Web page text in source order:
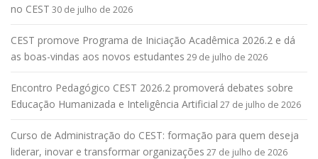
no CEST 30 de julho de 2026
CEST promove Programa de Iniciação Acadêmica 2026.2 e dá
as boas-vindas aos novos estudantes 29 de julho de 2026
Encontro Pedagógico CEST 2026.2 promoverá debates sobre
Educação Humanizada e Inteligência Artificial 27 de julho de 2026
Curso de Administração do CEST: formação para quem deseja
liderar, inovar e transformar organizações 27 de julho de 2026